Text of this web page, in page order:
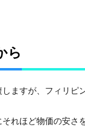
ら
ますが、フィリピ
れほど物価の安さ